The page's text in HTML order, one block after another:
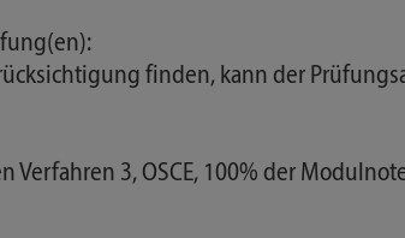
finden, kann der
Verfahren 3, OSCE, 100% der